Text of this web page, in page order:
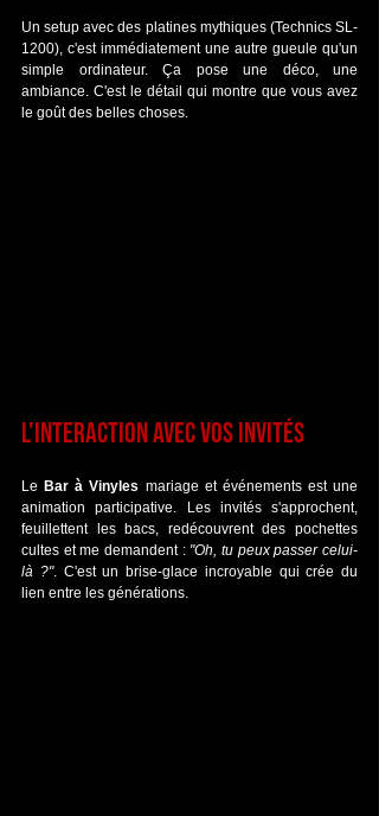
Un setup avec des platines mythiques (Technics SL-
1200), c'est immédiatement une autre gueule qu'un
simple ordinateur. Ça pose une déco, une
ambiance. C'est le détail qui montre que vous avez
le goût des belles choses.
L'interaction avec vos invités
Le Bar à Vinyles mariage et événements est une
animation participative. Les invités s'approchent,
feuillettent les bacs, redécouvrent des pochettes
cultes et me demandent : "Oh, tu peux passer celui-
là ?". C'est un brise-glace incroyable qui crée du
lien entre les générations.